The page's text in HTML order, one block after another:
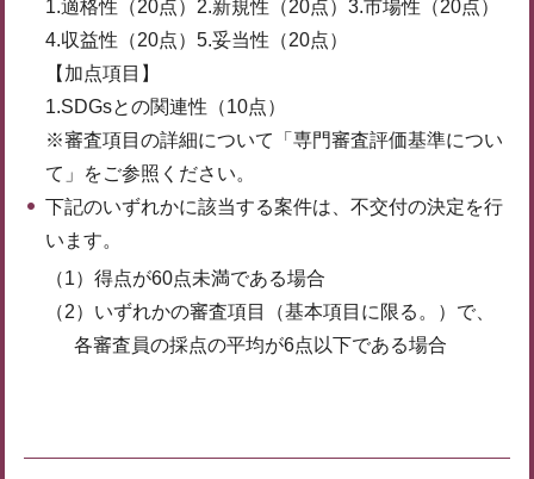
1.適格性（20点）2.新規性（20点）3.市場性（20点）
4.収益性（20点）5.妥当性（20点）
【加点項目】
1.SDGsとの関連性（10点）
※審査項目の詳細について「専門審査評価基準につい
て」をご参照ください。
下記のいずれかに該当する案件は、不交付の決定を行
います。
（1）得点が60点未満である場合
（2）いずれかの審査項目（基本項目に限る。）で、
各審査員の採点の平均が6点以下である場合